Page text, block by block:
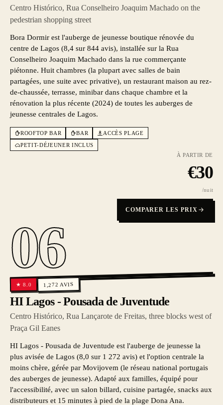
Centro Histórico, Rua Conselheiro Joaquim Machado on the
pedestrian shopping street
Bora Dormir est l'auberge de jeunesse boutique rénovée du
centre de Lagos (8,4 sur 844 avis), installée sur la Rua
Conselheiro Joaquim Machado dans la rue commerçante
piétonne. Huit chambres (la plupart avec salles de bain
partagées, une suite avec privative), un restaurant maison au rez-
de-chaussée, terrasse, minibar dans chaque chambre et la
rénovation la plus récente (2024) de toutes les auberges de
jeunesse centrales de Lagos.
ROOFTOP BAR BAR
ACCÈS PLAGE
PETIT-DÉJEUNER INCLUS
À PARTIR DE
€30
/nuit
COMPARER LES PRIX
06
★8.0 1,272 AVIS
HI Lagos - Pousada de Juventude
Centro Histórico, Rua Lançarote de Freitas, three blocks west of
Praça Gil Eanes
HI Lagos - Pousada de Juventude est l'auberge de jeunesse la
plus avisée de Lagos (8,0 sur 1 272 avis) et l'option centrale la
moins chère, gérée par Movijovem (le réseau national portugais
des auberges de jeunesse). Adapté aux familles, équipé pour
l'accessibilité, avec un salon billard, cuisine partagée, snacks aux
distributeurs et 15 minutes à pied de la plage Dona Ana.